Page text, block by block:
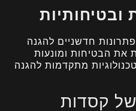
חדשניים להגנה
הבטיחות ומונעות
מתקדמות להגנה
של קסדות